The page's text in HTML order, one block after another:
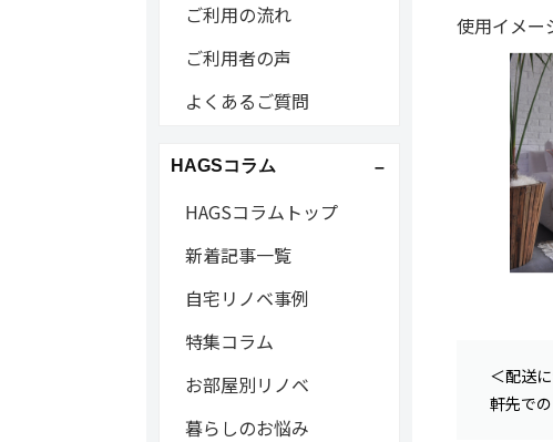
使用イメー
＜配送
軒先で
ご利用の流れ
ご利用者の声
よくあるご質問
HAGSコラム
HAGSコラムトップ
新着記事一覧
自宅リノベ事例
特集コラム
お部屋別リノベ
暮らしのお悩み